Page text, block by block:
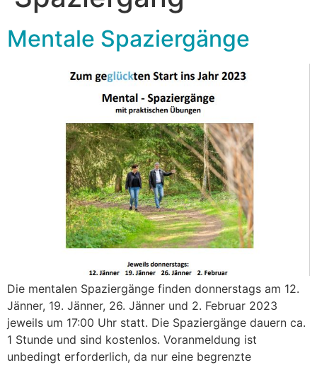
Mentale Spaziergänge
Die mentalen Spaziergänge finden donnerstags am 12.
Jänner, 19. Jänner, 26. Jänner und 2. Februar 2023
jeweils um 17:00 Uhr statt. Die Spaziergänge dauern ca.
1 Stunde und sind kostenlos. Voranmeldung ist
unbedingt erforderlich, da nur eine begrenzte